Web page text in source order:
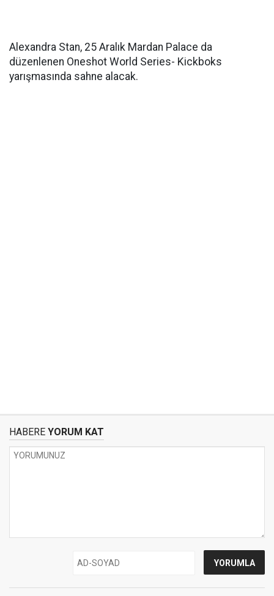
Alexandra Stan, 25 Aralık Mardan Palace da
düzenlenen Oneshot World Series- Kickboks
yarışmasında sahne alacak.
HABERE YORUM KAT